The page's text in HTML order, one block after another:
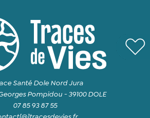
Santé Dole Nord Jura
Pompidou - 39100 DOLE
07 85 93 87 55